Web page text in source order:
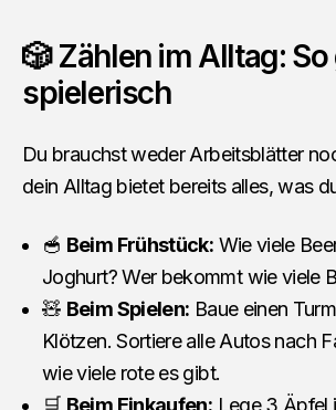
🎲 Zählen im Alltag:
spielerisch
Du brauchst weder Arbeitsblätter
dein Alltag bietet bereits alles, was
🥣 Beim Frühstück: Wie viele
Joghurt? Wer bekommt wie viele
🧸 Beim Spielen: Baue einen
Klötzen. Sortiere alle Autos nach
wie viele rote es gibt.
🛒 Beim Einkaufen: Lege 3 Äpfel